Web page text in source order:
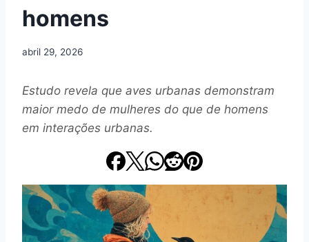
homens
abril 29, 2026
Estudo revela que aves urbanas demonstram
maior medo de mulheres do que de homens
em interações urbanas.